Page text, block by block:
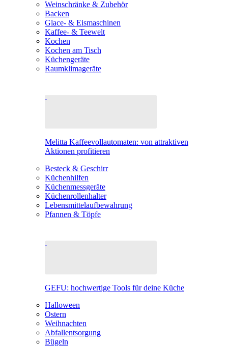
Weinschränke & Zubehör
Backen
Glace- & Eismaschinen
Kaffee- & Teewelt
Kochen
Kochen am Tisch
Küchengeräte
Raumklimageräte
Melitta Kaffeevollautomaten: von attraktiven
Aktionen profitieren
Besteck & Geschirr
Küchenhilfen
Küchenmessgeräte
Küchenrollenhalter
Lebensmittelaufbewahrung
Pfannen & Töpfe
GEFU: hochwertige Tools für deine Küche
Halloween
Ostern
Weihnachten
Abfallentsorgung
Bügeln